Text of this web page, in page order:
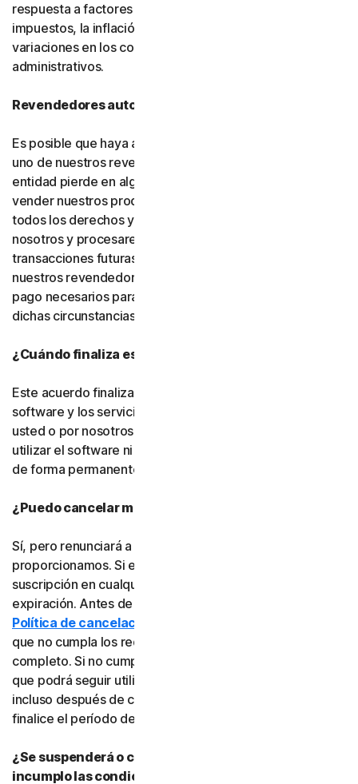
respuesta a factores del mercado, como cambios en los
impuestos, la inflación, las fluctuaciones de divisas o
variaciones en los costos de infraestructura o
administrativos.
Revendedores autorizados
Es posible que haya adquirido su producto a través de
uno de nuestros revendedores autorizados. Si dicha
entidad pierde en algún momento la autorización para
vender nuestros productos, su suscripción (incluidos
todos los derechos y obligaciones) se transferirá a
nosotros y procesaremos directamente las
transacciones futuras. Usted consiente y autoriza a
nuestros revendedores a proporcionarnos los datos de
pago necesarios para procesar las transacciones en
dichas circunstancias.
¿Cuándo finaliza este acuerdo?
Este acuerdo finalizará cuando su derecho a acceder al
software y los servicios expire o sea rescindido por
usted o por nosotros. Una vez finalizado, ya no podrá
utilizar el software ni los servicios y deberá eliminarlos
de forma permanente de sus dispositivos.
¿Puedo cancelar mi suscripción?
Sí, pero renunciará a toda la protección en línea que le
proporcionamos. Si está seguro, puede cancelar su
suscripción en cualquier momento antes de su fecha de
expiración. Antes de cancelarla, consulte nuestra
Política de cancelación y reembolso
que no cumpla los requisitos para recibir un reembolso
completo. Si no cumple los requisitos, la buena noticia es
que podrá seguir utilizando el software y los servicios
incluso después de cancelar la suscripción, hasta que
finalice el período de suscripción de pago.
¿Se suspenderá o cancelará mi suscripción si
incumplo las condiciones de este acuerdo?